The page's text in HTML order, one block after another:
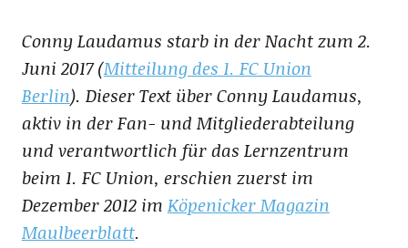
Conny Laudamus starb in der Nacht zum 2.
Juni 2017 (Mitteilung des 1. FC Union
Berlin). Dieser Text über Conny Laudamus,
aktiv in der Fan- und Mitgliederabteilung
und verantwortlich für das Lernzentrum
beim 1. FC Union, erschien zuerst im
Dezember 2012 im Köpenicker Magazin
Maulbeerblatt.